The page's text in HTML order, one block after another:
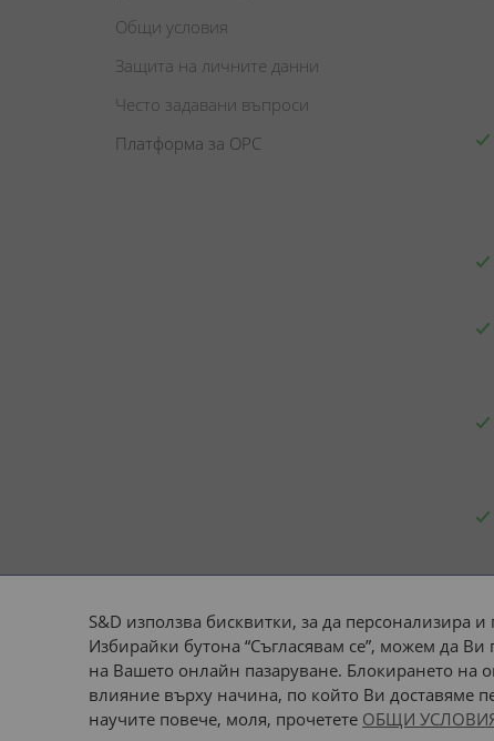
Общи условия
Защита на личните данни
Често задавани въпроси
Платформа за ОРС
S&D използва бисквитки, за да персонализира
Избирайки бутона “Съгласявам се”, можем да
на Вашето онлайн пазаруване. Блокирането на
влияние върху начина, по който Ви доставяме
научите повече, моля, прочетете ОБЩИ